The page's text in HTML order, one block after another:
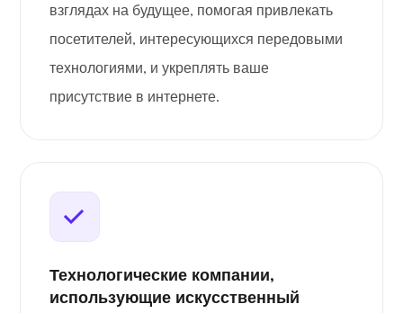
взглядах на будущее, помогая привлекать
посетителей, интересующихся передовыми
технологиями, и укреплять ваше
присутствие в интернете.
Технологические компании,
использующие искусственный